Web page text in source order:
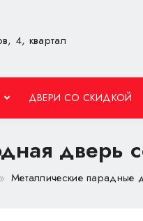
4, квартал
ДВЕРИ СО СКИДКОЙ
дверь
Металлические парадные